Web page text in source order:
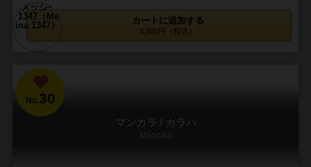
カートに追加する
8,800円（税込）
No.30
マンカラ / カラハ
Mancala